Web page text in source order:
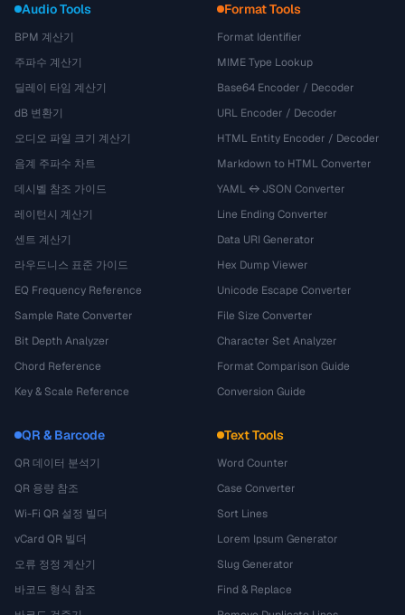
Audio Tools
BPM 계산기
주파수 계산기
딜레이 타임 계산기
dB 변환기
오디오 파일 크기 계산기
음계 주파수 차트
데시벨 참조 가이드
레이턴시 계산기
센트 계산기
라우드니스 표준 가이드
EQ Frequency Reference
Sample Rate Converter
Bit Depth Analyzer
Chord Reference
Key & Scale Reference
Format Tools
Format Identifier
MIME Type Lookup
Base64 Encoder / Decoder
URL Encoder / Decoder
HTML Entity Encoder / Decoder
Markdown to HTML Converter
YAML ↔ JSON Converter
Line Ending Converter
Data URI Generator
Hex Dump Viewer
Unicode Escape Converter
File Size Converter
Character Set Analyzer
Format Comparison Guide
Conversion Guide
QR & Barcode
QR 데이터 분석기
QR 용량 참조
Wi-Fi QR 설정 빌더
vCard QR 빌더
오류 정정 계산기
바코드 형식 참조
Text Tools
Word Counter
Case Converter
Sort Lines
Lorem Ipsum Generator
Slug Generator
Find & Replace